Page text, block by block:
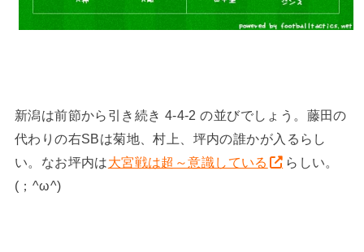
新潟は前節から引き続き 4-4-2 の並びでしょう。藤田の
代わりの右SBは菊地、村上、坪内の誰かが入るらし
い。なお坪内は大宮戦は超～意識している
らしい。
(；^ω^)